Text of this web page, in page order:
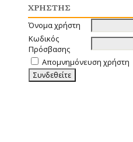
ΧΡΉΣΤΗΣ
Όνομα χρήστη
Κωδικός
Πρόσβασης
Απομνημόνευση χρήστη